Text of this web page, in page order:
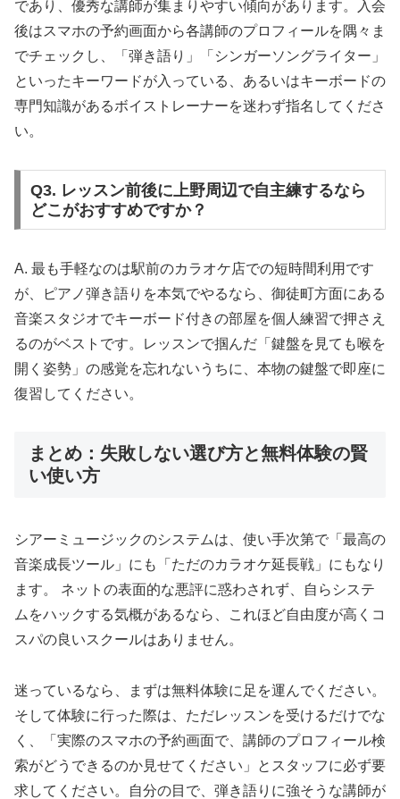
であり、優秀な講師が集まりやすい傾向があります。入会
後はスマホの予約画面から各講師のプロフィールを隅々ま
でチェックし、「弾き語り」「シンガーソングライター」
といったキーワードが入っている、あるいはキーボードの
専門知識があるボイストレーナーを迷わず指名してくださ
い。
Q3. レッスン前後に上野周辺で自主練するなら
どこがおすすめですか？
A. 最も手軽なのは駅前のカラオケ店での短時間利用です
が、ピアノ弾き語りを本気でやるなら、御徒町方面にある
音楽スタジオでキーボード付きの部屋を個人練習で押さえ
るのがベストです。レッスンで掴んだ「鍵盤を見ても喉を
開く姿勢」の感覚を忘れないうちに、本物の鍵盤で即座に
復習してください。
まとめ：失敗しない選び方と無料体験の賢
い使い方
シアーミュージックのシステムは、使い手次第で「最高の
音楽成長ツール」にも「ただのカラオケ延長戦」にもなり
ます。 ネットの表面的な悪評に惑わされず、自らシステ
ムをハックする気概があるなら、これほど自由度が高くコ
スパの良いスクールはありません。
迷っているなら、まずは無料体験に足を運んでください。
そして体験に行った際は、ただレッスンを受けるだけでな
く、「実際のスマホの予約画面で、講師のプロフィール検
索がどうできるのか見せてください」とスタッフに必ず要
求してください。自分の目で、弾き語りに強そうな講師が